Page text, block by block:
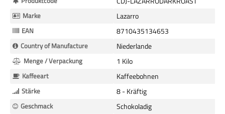
Informationen
Marke Lazarro
EAN 8710435134653
Country of Manufacture Niederlande
Menge / Verpackung 1 Kilo
Kaffeeart Kaffeebohnen
Stärke 8 - Kräftig
Geschmack Schokoladig